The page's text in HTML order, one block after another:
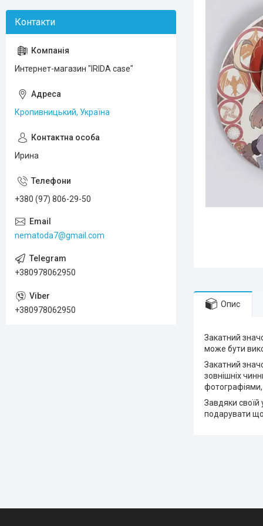
Опис
Закатний
може бути
Закатний
зовнішніх
Завдяки своїй
подарувати
Интернет-магазин "IRIDA case"
Кропивницький, Україна
Ирина
+380 (97) 806-29-50
nematoda7@gmail.com
+380978062950
+380978062950